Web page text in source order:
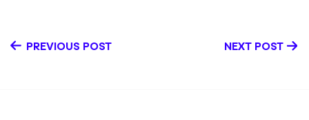
Storage Research and Development as a Software
PREVIOUS POST NEXT POST